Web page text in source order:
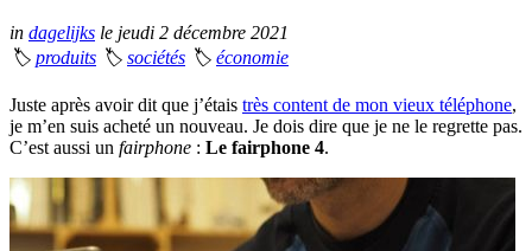
in dagelijks le jeudi 2 décembre 2021
🏷 produits 🏷 sociétés 🏷 économie
Juste après avoir dit que j’étais très content de mon vieux téléphone,
je m’en suis acheté un nouveau. Je dois dire que je ne le regrette pas.
C’est aussi un fairphone : Le fairphone 4.